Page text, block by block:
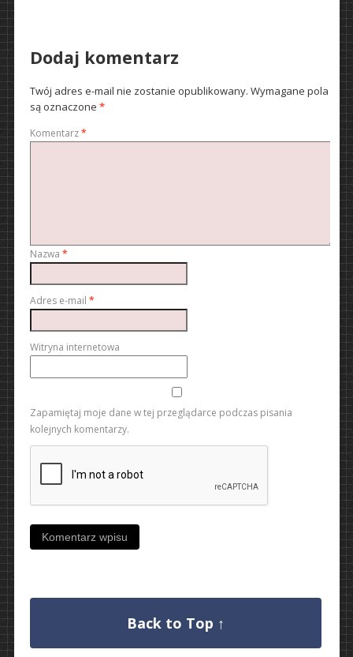
Dodaj komentarz
Twój adres e-mail nie zostanie opublikowany. Wymagane pola
są oznaczone *
Komentarz*
Nazwa *
Adres e-mail *
Witryna internetowa
Zapamiętaj moje dane w tej przeglądarce podczas pisania
kolejnych komentarzy.
Back to Top ↑